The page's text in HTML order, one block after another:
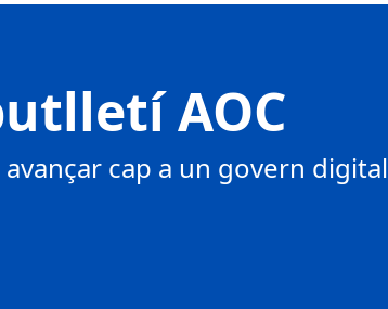
AOC
cap a un govern digital